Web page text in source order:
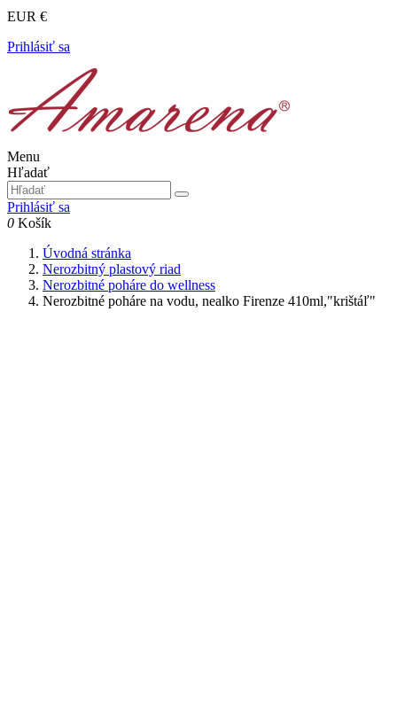
EUR €
Prihlásiť sa
Menu
Hľadať
Prihlásiť sa
0 Košík
Úvodná stránka
Nerozbitný plastový riad
Nerozbitné poháre do wellness
Nerozbitné poháre na vodu, nealko Firenze 410ml,"krištáľ"